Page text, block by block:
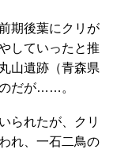
期後葉にクリが
していったと推
山遺跡（青森県
だが……。
られたが、クリ
れ、一石二鳥の